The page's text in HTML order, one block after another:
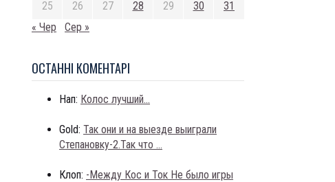
25 26 27 28 29 30
31
« Чер
Сер »
ОСТАННI КОМЕНТАРI
Нап: Колос лучший...
Gold: Так они и на выезде выиграли
Степановку-2.Так что ...
Клоп: -Между Кос и Ток Не было игры